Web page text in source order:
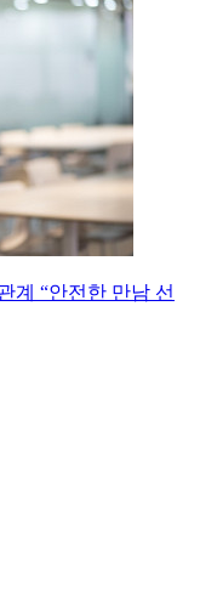
계 “안전한 만남 선